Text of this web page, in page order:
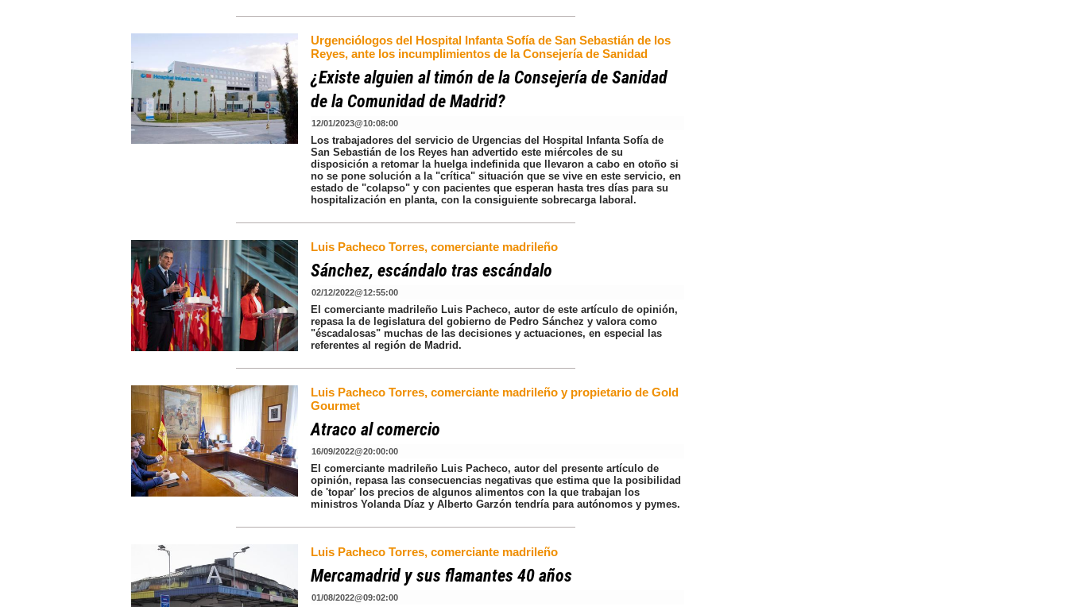
Urgenciólogos del Hospital Infanta Sofía de San Sebastián de los
Reyes, ante los incumplimientos de la Consejería de Sanidad
¿Existe alguien al timón de la Consejería de Sanidad
de la Comunidad de Madrid?
12/01/2023@10:08:00
Los trabajadores del servicio de Urgencias del Hospital Infanta Sofía de
San Sebastián de los Reyes han advertido este miércoles de su
disposición a retomar la huelga indefinida que llevaron a cabo en otoño si
no se pone solución a la "crítica" situación que se vive en este servicio, en
estado de "colapso" y con pacientes que esperan hasta tres días para su
hospitalización en planta, con la consiguiente sobrecarga laboral.
Luis Pacheco Torres, comerciante madrileño
Sánchez, escándalo tras escándalo
02/12/2022@12:55:00
El comerciante madrileño Luis Pacheco, autor de este artículo de opinión,
repasa la de legislatura del gobierno de Pedro Sánchez y valora como
"éscadalosas" muchas de las decisiones y actuaciones, en especial las
referentes al región de Madrid.
Luis Pacheco Torres, comerciante madrileño y propietario de Gold
Gourmet
Atraco al comercio
16/09/2022@20:00:00
El comerciante madrileño Luis Pacheco, autor del presente artículo de
opinión, repasa las consecuencias negativas que estima que la posibilidad
de 'topar' los precios de algunos alimentos con la que trabajan los
ministros Yolanda Díaz y Alberto Garzón tendría para autónomos y pymes.
Luis Pacheco Torres, comerciante madrileño
Mercamadrid y sus flamantes 40 años
01/08/2022@09:02:00